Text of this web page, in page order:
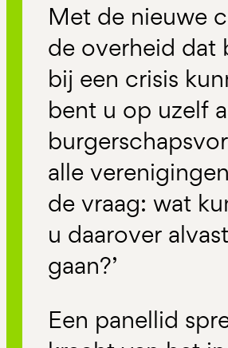
Met de nieuwe
de overheid dat
bij een crisis
bent u op uzelf
alle
de vraag: wat
u daarover
gaan?’
Een panellid